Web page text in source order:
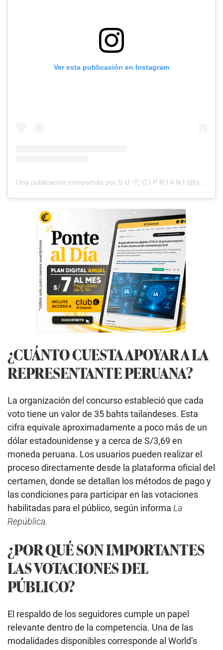
Ver esta publicación en Instagram
¿CUÁNTO CUESTA APOYAR A LA
REPRESENTANTE PERUANA?
La organización del concurso estableció que cada
voto tiene un valor de 35 bahts tailandeses. Esta
cifra equivale aproximadamente a poco más de un
dólar estadounidense y a cerca de S/3,69 en
moneda peruana. Los usuarios pueden realizar el
proceso directamente desde la plataforma oficial del
certamen, donde se detallan los métodos de pago y
las condiciones para participar en las votaciones
habilitadas para el público, según informa La
República.
¿POR QUÉ SON IMPORTANTES
LAS VOTACIONES DEL
PÚBLICO?
El respaldo de los seguidores cumple un papel
relevante dentro de la competencia. Una de las
modalidades disponibles corresponde al World’s